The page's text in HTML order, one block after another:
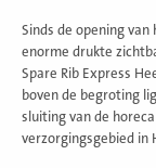
Sinds de opening
enorme drukte
Spare Rib Express
boven de begroting
sluiting van de
verzorgingsgebied in